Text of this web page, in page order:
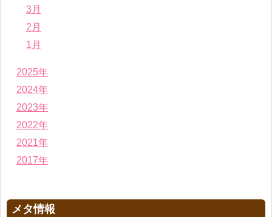
3月
2月
1月
2025年
2024年
2023年
2022年
2021年
2017年
メタ情報